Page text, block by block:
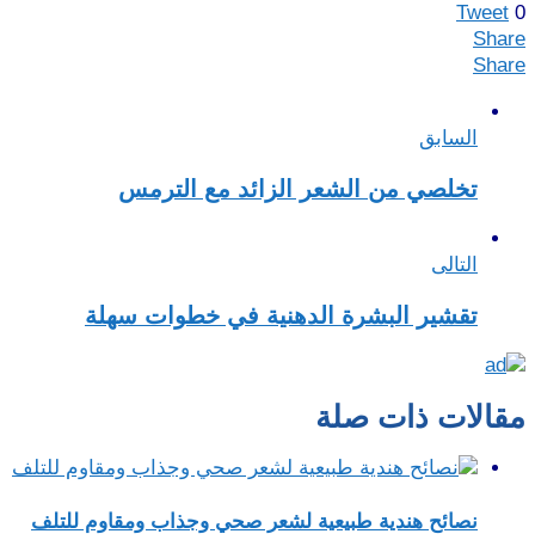
Tweet 0
Share
Share
السابق
تخلصي من الشعر الزائد مع الترمس
التالى
تقشير البشرة الدهنية في خطوات سهلة
مقالات ذات صلة
نصائح هندية طبيعية لشعر صحي وجذاب ومقاوم للتلف